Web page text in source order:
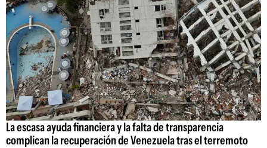
La escasa ayuda financiera y la falta de transparencia
complican la recuperación de Venezuela tras el terremoto